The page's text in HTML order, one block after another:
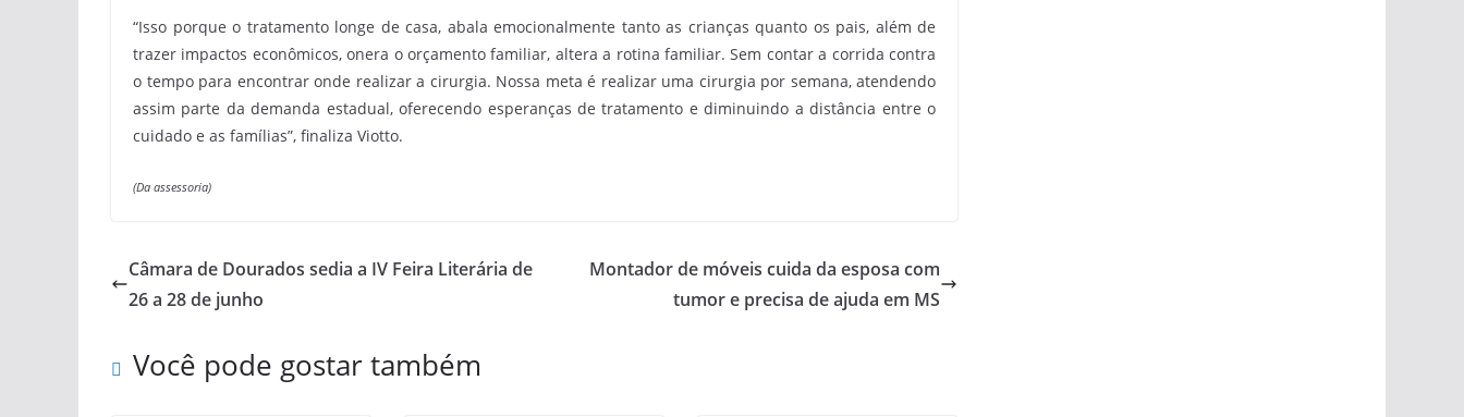
“Isso porque o tratamento longe de casa, abala emocionalmente tanto as crianças quanto os pais, além de
trazer impactos econômicos, onera o orçamento familiar, altera a rotina familiar. Sem contar a corrida contra
o tempo para encontrar onde realizar a cirurgia. Nossa meta é realizar uma cirurgia por semana, atendendo
assim parte da demanda estadual, oferecendo esperanças de tratamento e diminuindo a distância entre o
cuidado e as famílias”, finaliza Viotto.
(Da assessoria)
Câmara de Dourados sedia a IV Feira Literária de
26 a 28 de junho
Montador de móveis cuida da esposa com
tumor e precisa de ajuda em MS
Você pode gostar também